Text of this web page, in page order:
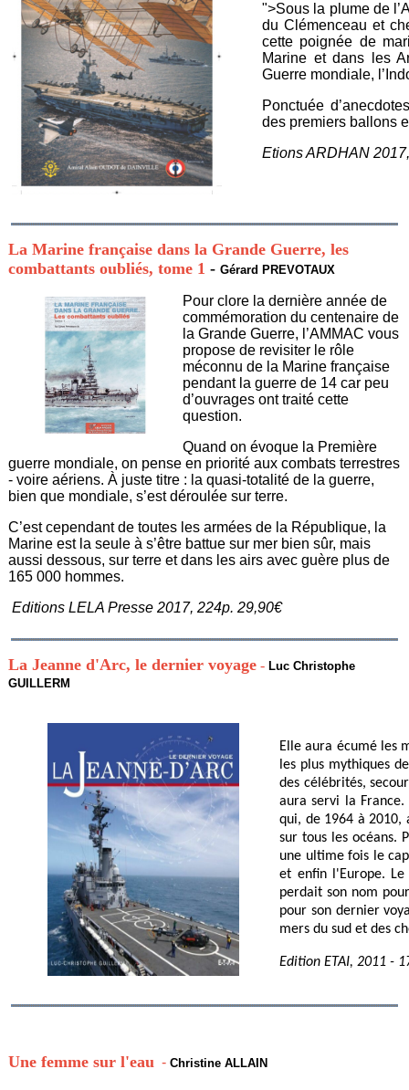
">Sous la plume de
du Clémenceau et
cette poignée de
Marine et dans les
Guerre mondiale,
Ponctuée
des premiers ballons
Etions ARDHAN
La Marine française dans la Grande Guerre, les
combattants oubliés, tome 1 -Gérard PREVOTAUX
Pour clore la dernière année de
commémoration du centenaire de
la Grande Guerre, l’AMMAC vous
propose de revisiter le rôle
méconnu de la Marine française
pendant la guerre de 14 car peu
d’ouvrages ont traité cette
question.
Quand on évoque la Première
guerre mondiale, on pense en priorité aux combats terrestres
- voire aériens. À juste titre : la quasi-totalité de la guerre,
bien que mondiale, s’est déroulée sur terre.
C’est cependant de toutes les armées de la République, la
Marine est la seule à s’être battue sur mer bien sûr, mais
aussi dessous, sur terre et dans les airs avec guère plus de
165 000 hommes.
Editions LELA Presse 2017, 224p. 29,90€
La Jeanne d'Arc, le dernier voyage -Luc Christophe
GUILLERM
Elle aura écumé les
les plus mythiques
des célébrités,
aura servi la
qui, de 1964 à 2010,
sur tous les océans.
une ultime fois le
et enfin l'Europe.
perdait son nom
pour son dernier
mers du sud et des
Edition ETAI, 2011 -
Une femme sur l'eau -Christine ALLAIN